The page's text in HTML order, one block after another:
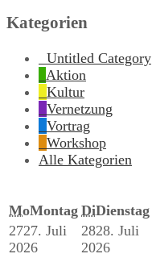
Kategorien
Untitled Category
Aktion
Kultur
Vernetzung
Vortrag
Workshop
Alle Kategorien
MoMontag DiDienstag
2727. Juli
2026
2828. Juli
2026